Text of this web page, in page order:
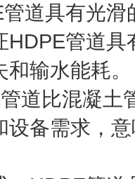
道具有光
HDPE管道
输水能耗。
道比混凝
设备需求，